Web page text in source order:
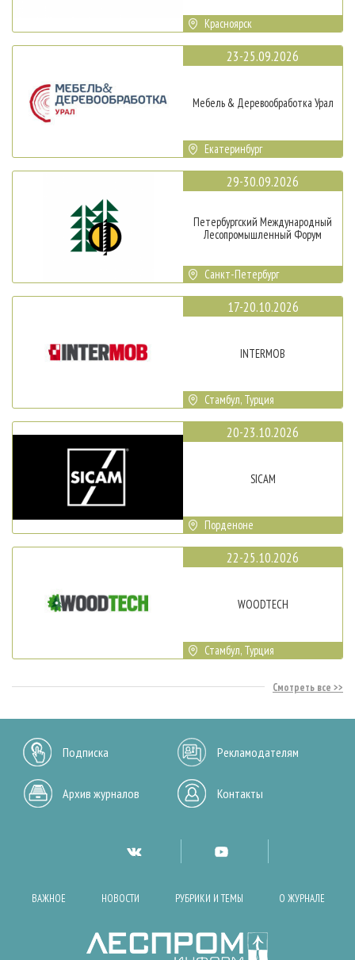
Красноярск
23-25.09.2026
Мебель & Деревообработка Урал
Екатеринбург
29-30.09.2026
Петербургский Международный
Лесопромышленный Форум
Санкт-Петербург
17-20.10.2026
INTERMOB
Стамбул, Турция
20-23.10.2026
SICAM
Порденоне
22-25.10.2026
WOODTECH
Стамбул, Турция
Смотреть все
Подписка Рекламодателям
Архив журналов Контакты
ВАЖНОЕ НОВОСТИ РУБРИКИ И ТЕМЫ О ЖУРНАЛЕ